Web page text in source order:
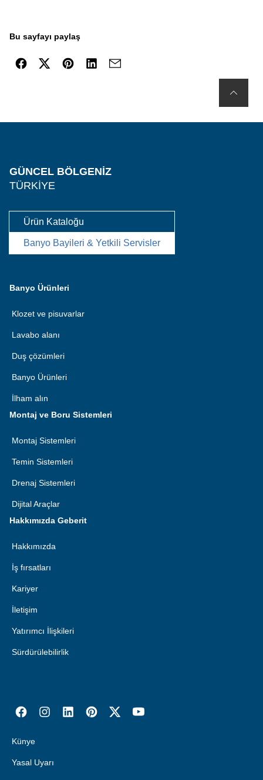
Bu sayfayı paylaş
GÜNCEL BÖLGENIZ
TÜRKIYE
Ürün Kataloğu
Banyo Bayileri & Yetkili Servisler
Banyo Ürünleri
Klozet ve pisuvarlar
Lavabo alanı
Duş çözümleri
Banyo Ürünleri
İlham alın
Montaj ve Boru Sistemleri
Montaj Sistemleri
Temin Sistemleri
Drenaj Sistemleri
Dijital Araçlar
Hakkımızda Geberit
Hakkımızda
İş fırsatları
Kariyer
İletişim
Yatırımcı İlişkileri
Sürdürülebilirlik
Künye
Yasal Uyarı